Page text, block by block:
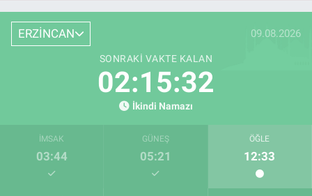
ERZİNCAN 09.08.2026
SONRAKI VAKTE KALAN
02:15:32
İkindi Namazı
İMSAK
03:44
GÜNEŞ
05:21
ÖĞLE
12:33